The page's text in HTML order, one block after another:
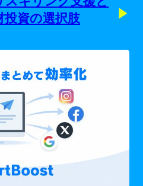
投資の選択肢